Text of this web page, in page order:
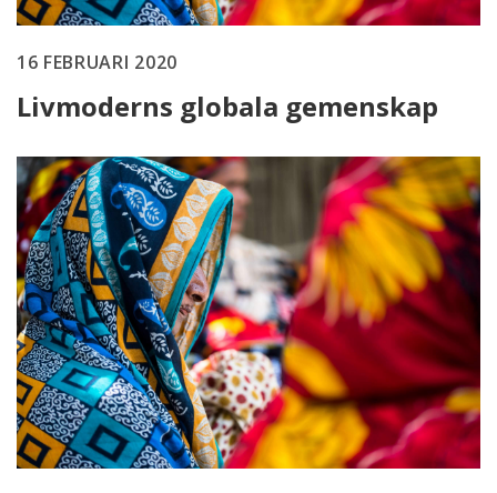
16 FEBRUARI 2020
Livmoderns globala gemenskap